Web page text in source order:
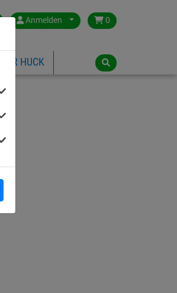
Anmelden 0
ÜBER HUCK